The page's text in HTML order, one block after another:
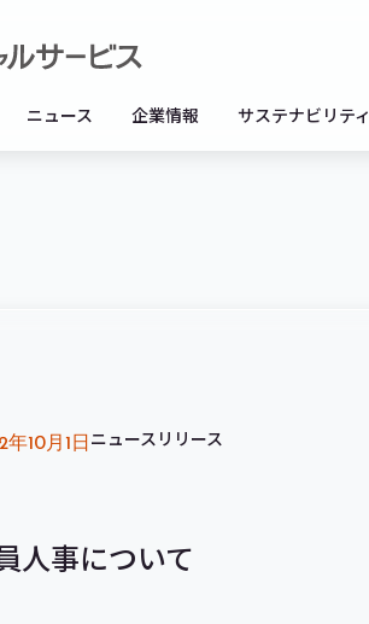
ニュース 企業情報 サステナビリティ
年10月1日 ニュースリリース
人事について